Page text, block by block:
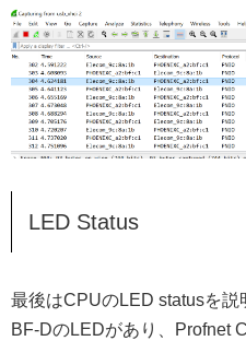
LED Status
最後はCPUのLED statusを説
BF-DのLEDがあり、Profnet